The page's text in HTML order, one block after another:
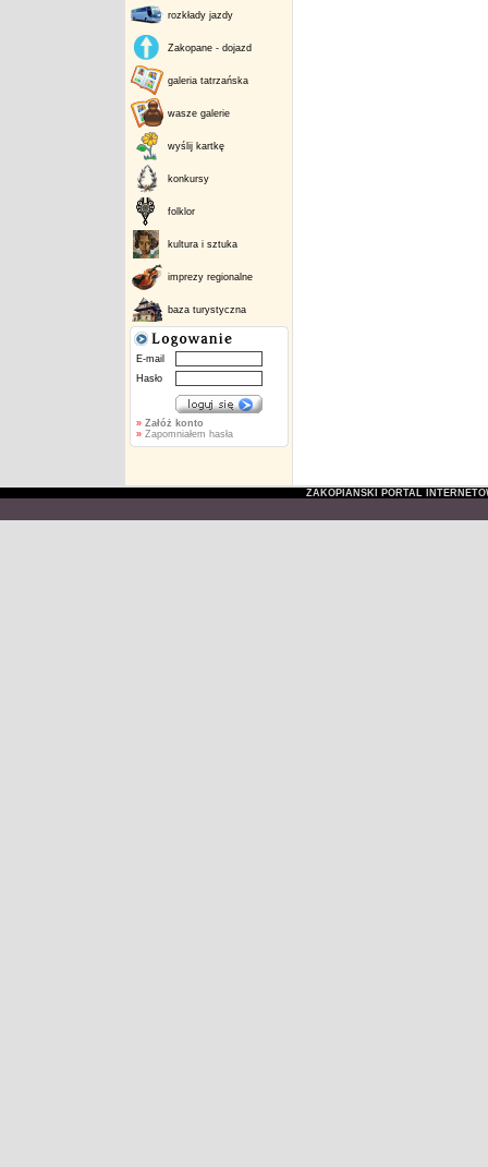
rozkłady jazdy
Zakopane - dojazd
galeria tatrzańska
wasze galerie
wyślij kartkę
konkursy
folklor
kultura i sztuka
imprezy regionalne
baza turystyczna
E-mail
Hasło
» Załóż konto
»Zapomniałem hasła
ZAKOPIAŃSKI PORTAL